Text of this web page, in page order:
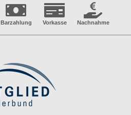
Barzahlung Vorkasse Nachnahme